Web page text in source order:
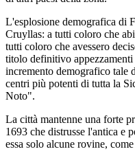
L'esplosione demografica di
Cruyllas: a tutti coloro che
tutti coloro che avessero
titolo definitivo
incremento demografico tale
centri più potenti di tutta la
Noto".
La città mantenne una forte
1693 che distrusse l'antica e
essa solo alcune rovine,